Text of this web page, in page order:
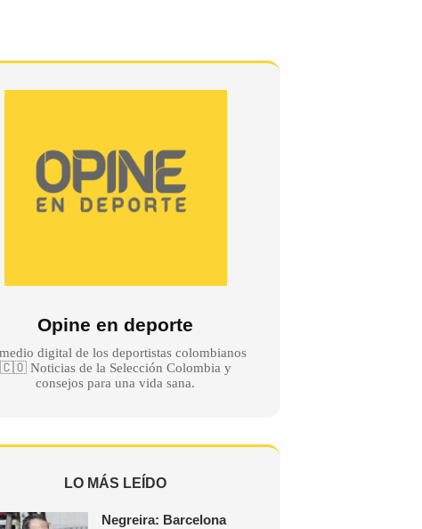
Opine en deporte
digital de los deportistas colombianos
🇨🇴 Noticias de la Selección Colombia y
consejos para una vida sana.
LO MÁS LEÍDO
Negreira: Barcelona